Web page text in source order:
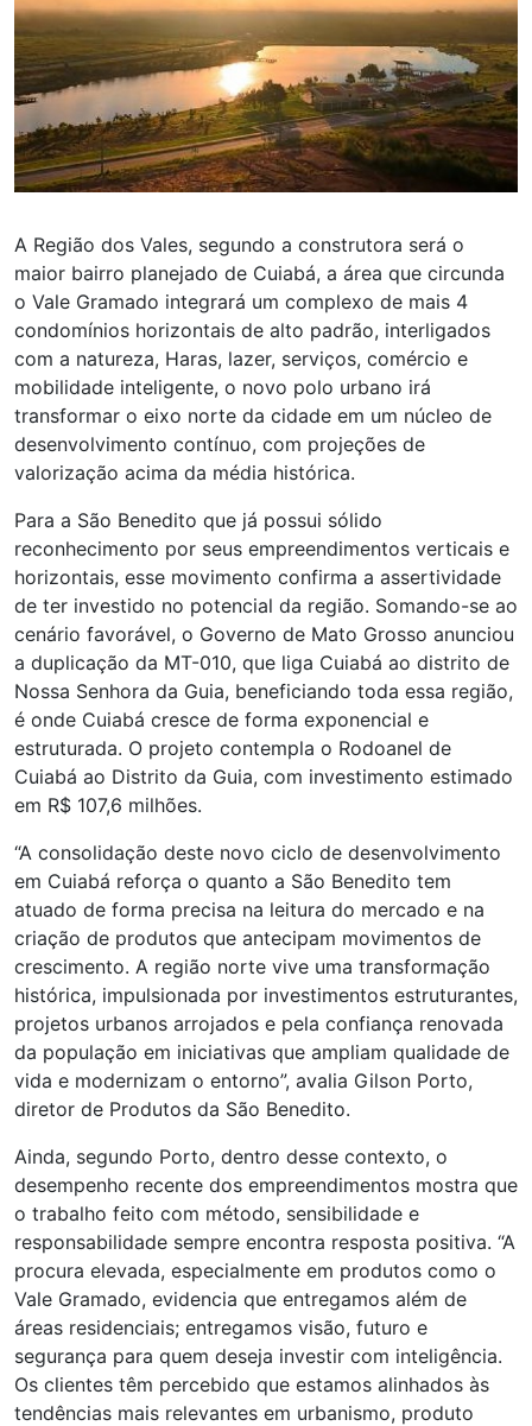
A Região dos Vales, segundo a construtora será o
maior bairro planejado de Cuiabá, a área que circunda
o Vale Gramado integrará um complexo de mais 4
condomínios horizontais de alto padrão, interligados
com a natureza, Haras, lazer, serviços, comércio e
mobilidade inteligente, o novo polo urbano irá
transformar o eixo norte da cidade em um núcleo de
desenvolvimento contínuo, com projeções de
valorização acima da média histórica.
Para a São Benedito que já possui sólido
reconhecimento por seus empreendimentos verticais e
horizontais, esse movimento confirma a assertividade
de ter investido no potencial da região. Somando-se ao
cenário favorável, o Governo de Mato Grosso anunciou
a duplicação da MT-010, que liga Cuiabá ao distrito de
Nossa Senhora da Guia, beneficiando toda essa região,
é onde Cuiabá cresce de forma exponencial e
estruturada. O projeto contempla o Rodoanel de
Cuiabá ao Distrito da Guia, com investimento estimado
em R$ 107,6 milhões.
“A consolidação deste novo ciclo de desenvolvimento
em Cuiabá reforça o quanto a São Benedito tem
atuado de forma precisa na leitura do mercado e na
criação de produtos que antecipam movimentos de
crescimento. A região norte vive uma transformação
histórica, impulsionada por investimentos estruturantes,
projetos urbanos arrojados e pela confiança renovada
da população em iniciativas que ampliam qualidade de
vida e modernizam o entorno”, avalia Gilson Porto,
diretor de Produtos da São Benedito.
Ainda, segundo Porto, dentro desse contexto, o
desempenho recente dos empreendimentos mostra que
o trabalho feito com método, sensibilidade e
responsabilidade sempre encontra resposta positiva. “A
procura elevada, especialmente em produtos como o
Vale Gramado, evidencia que entregamos além de
áreas residenciais; entregamos visão, futuro e
segurança para quem deseja investir com inteligência.
Os clientes têm percebido que estamos alinhados às
tendências mais relevantes em urbanismo, produto